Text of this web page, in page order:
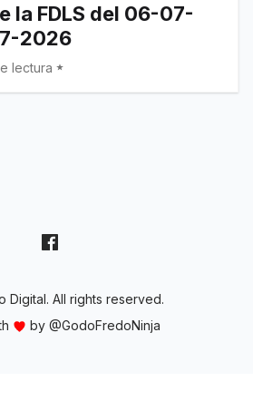
la FDLS del 06-07-
2026
lectura
Digital. All rights reserved.
by @GodoFredoNinja